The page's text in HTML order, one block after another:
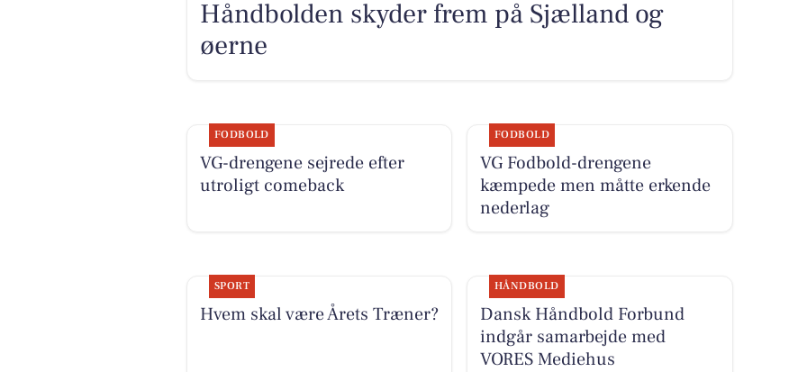
Håndbolden skyder frem på Sjælland og
øerne
FODBOLD
VG-drengene sejrede efter
utroligt comeback
FODBOLD
VG Fodbold-drengene
kæmpede men måtte erkende
nederlag
SPORT
Hvem skal være Årets Træner?
HÅNDBOLD
Dansk Håndbold Forbund
indgår samarbejde med
VORES Mediehus